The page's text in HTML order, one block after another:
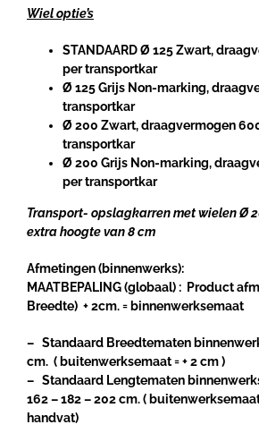
Wiel optie’s
STANDAARD Ø 125 Zwart,
per transportkar
Ø 125 Grijs Non-marking,
transportkar
Ø 200 Zwart, draagvermogen
transportkar
Ø 200 Grijs Non-marking,
per transportkar
Transport- opslagkarren met wielen Ø
extra hoogte van 8 cm
Afmetingen (binnenwerks):
MAATBEPALING (globaal) : Product
Breedte) + 2cm. = binnenwerksemaat
– Standaard Breedtematen
cm. ( buitenwerksemaat = + 2 cm )
– Standaard Lengtematen
162 – 182 – 202 cm. (
handvat)